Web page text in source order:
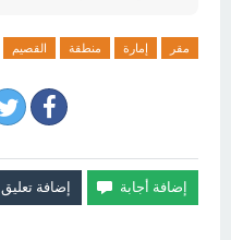
مقر إمارة منطقة القصيم